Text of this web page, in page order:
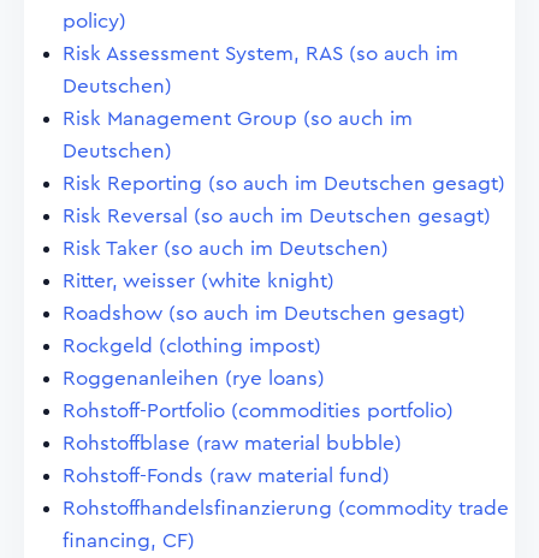
policy)
Risk Assessment System, RAS (so auch im
Deutschen)
Risk Management Group (so auch im
Deutschen)
Risk Reporting (so auch im Deutschen gesagt)
Risk Reversal (so auch im Deutschen gesagt)
Risk Taker (so auch im Deutschen)
Ritter, weisser (white knight)
Roadshow (so auch im Deutschen gesagt)
Rockgeld (clothing impost)
Roggenanleihen (rye loans)
Rohstoff-Portfolio (commodities portfolio)
Rohstoffblase (raw material bubble)
Rohstoff-Fonds (raw material fund)
Rohstoffhandelsfinanzierung (commodity trade
financing, CF)